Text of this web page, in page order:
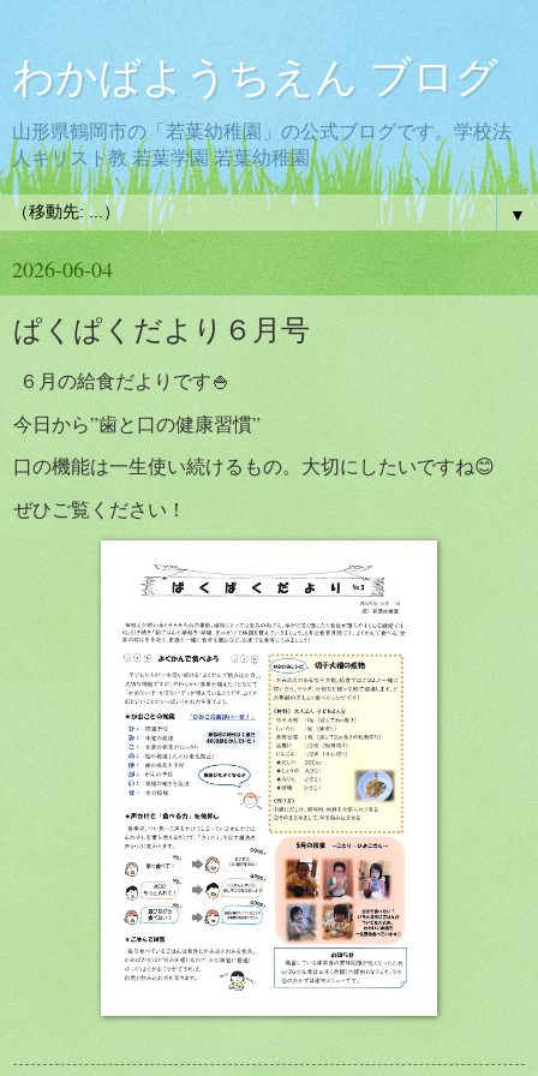
わかばようちえん ブログ
山形県鶴岡市の「若葉幼稚園」の公式ブログです。学校法
人キリスト教 若葉学園 若葉幼稚園
▼
2026-06-04
ぱくぱくだより６月号
６月の給食だよりです🍚
今日から”歯と口の健康習慣”
口の機能は一生使い続けるもの。大切にしたいですね😊
ぜひご覧ください！